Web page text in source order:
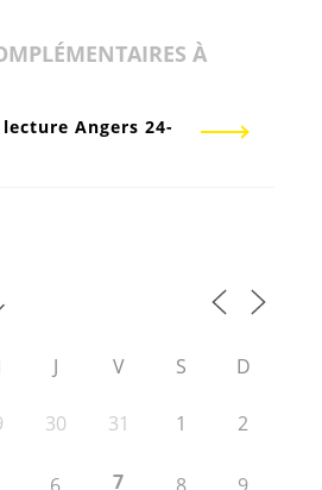
À
Angers 24-
J V S D
30 31 1 2
7